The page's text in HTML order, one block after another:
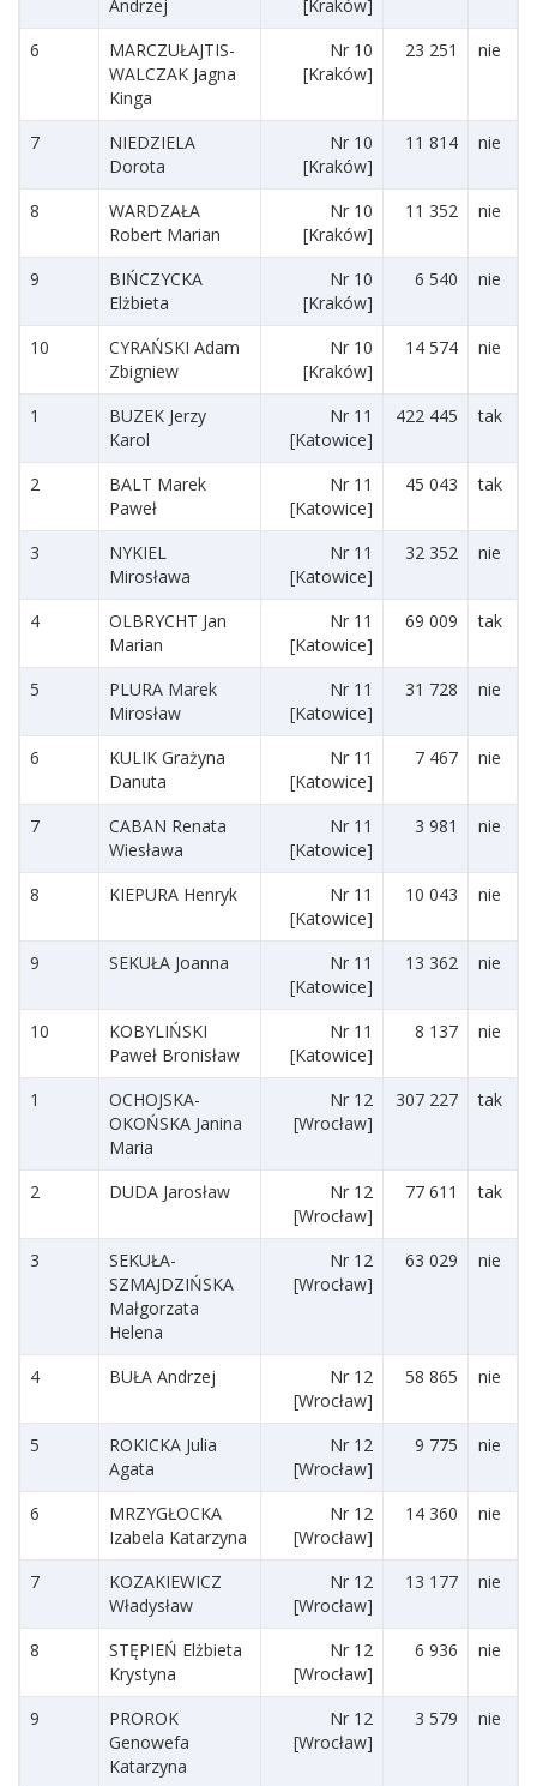
Andrzej
[Kraków]
6
MARCZUŁAJTIS-
WALCZAK Jagna
Kinga
Nr 10
[Kraków]
23 251 nie
7
NIEDZIELA
Dorota
Nr 10
[Kraków]
11 814 nie
8
WARDZAŁA
Robert Marian
Nr 10
[Kraków]
11 352 nie
9
BIŃCZYCKA
Elżbieta
Nr 10
[Kraków]
6 540 nie
10
CYRAŃSKI Adam
Zbigniew
Nr 10
[Kraków]
14 574 nie
1
BUZEK Jerzy
Karol
Nr 11
[Katowice]
422 445 tak
2
BALT Marek
Paweł
Nr 11
[Katowice]
45 043 tak
3
NYKIEL
Mirosława
Nr 11
[Katowice]
32 352 nie
4
OLBRYCHT Jan
Marian
Nr 11
[Katowice]
69 009 tak
5
PLURA Marek
Mirosław
Nr 11
[Katowice]
31 728 nie
6
KULIK Grażyna
Danuta
Nr 11
[Katowice]
7 467 nie
7
CABAN Renata
Wiesława
Nr 11
[Katowice]
3 981 nie
8 KIEPURA Henryk
Nr 11
[Katowice]
10 043 nie
9 SEKUŁA Joanna
Nr 11
[Katowice]
13 362 nie
10
KOBYLIŃSKI
Paweł Bronisław
Nr 11
[Katowice]
8 137 nie
1
OCHOJSKA-
OKOŃSKA Janina
Maria
Nr 12
[Wrocław]
307 227 tak
2 DUDA Jarosław
Nr 12
[Wrocław]
77 611 tak
3
SEKUŁA-
SZMAJDZIŃSKA
Małgorzata
Helena
Nr 12
[Wrocław]
63 029 nie
4 BUŁA Andrzej
Nr 12
[Wrocław]
58 865 nie
5
ROKICKA Julia
Agata
Nr 12
[Wrocław]
9 775 nie
6
MRZYGŁOCKA
Izabela Katarzyna
Nr 12
[Wrocław]
14 360 nie
7
KOZAKIEWICZ
Władysław
Nr 12
[Wrocław]
13 177 nie
8
STĘPIEŃ Elżbieta
Krystyna
Nr 12
[Wrocław]
6 936 nie
9
PROROK
Genowefa
Katarzyna
Nr 12
[Wrocław]
3 579 nie